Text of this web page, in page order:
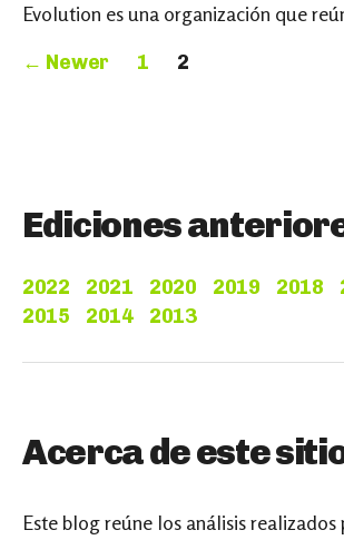
Evolution es una organización que
Paginación
← Newer 1 2
Ediciones
2022 2021 2020 2019 2018
2015
2014 2013
Acerca de este
Este blog reúne los análisis realizados